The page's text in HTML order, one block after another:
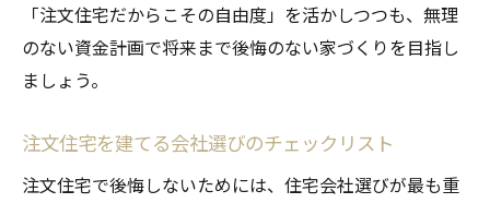
「注文住宅だからこその自由度」を活かしつつも、無理
のない資金計画で将来まで後悔のない家づくりを目指し
ましょう。
注文住宅を建てる会社選びのチェックリスト
注文住宅で後悔しないためには、住宅会社選びが最も重